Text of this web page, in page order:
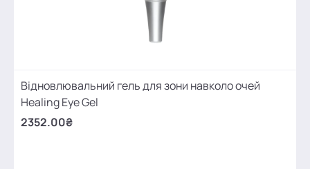
Відновлювальний гель для зони навколо очей
Healing Eye Gel
2352.00₴